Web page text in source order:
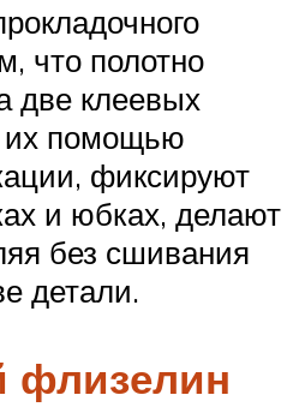
что полотно
две клеевых
их помощью
фиксируют
и юбках, делают
без сшивания
детали.